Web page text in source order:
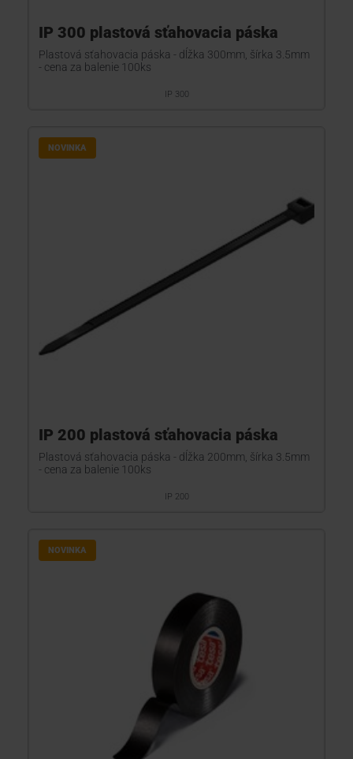
IP 300 plastová sťahovacia páska
Plastová sťahovacia páska - dĺžka 300mm, šírka 3.5mm
- cena za balenie 100ks
IP 300
NOVINKA
IP 200 plastová sťahovacia páska
Plastová sťahovacia páska - dĺžka 200mm, šírka 3.5mm
- cena za balenie 100ks
IP 200
NOVINKA